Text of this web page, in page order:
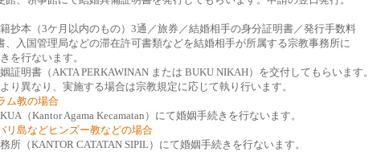
抄本（3ケ月以内のもの）3通／旅券／結婚相手の身分証明書／発行手数料
、入国管理局などの滞在許可書類などを結婚相手が所属する宗教事務所に
を行ないます。
証明書（AKTA PERKAWINAN または BUKU NIKAH）を交付してもらいます。
り異なり、実施する場合は宗教規定に応じて執り行います。
ム教の場合
（Kantor Agama Kecamatan）にて婚姻手続きを行ないます。
リ島などヒンズー教などの場合
所（KANTOR CATATAN SIPIL）にて婚姻手続きを行ないます。